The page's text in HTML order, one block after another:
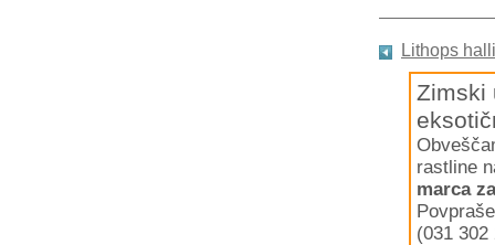
Lithops
Zimski
rastline
marca
(031